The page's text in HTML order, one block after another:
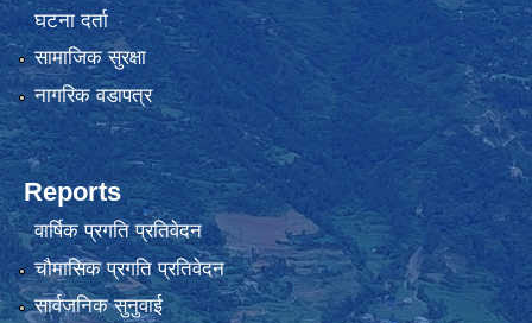
घटना दर्ता
सामाजिक सुरक्षा
नागरिक वडापत्र
Reports
वार्षिक प्रगति प्रतिवेदन
चौमासिक प्रगति प्रतिवेदन
सार्वजनिक सुनुवाई